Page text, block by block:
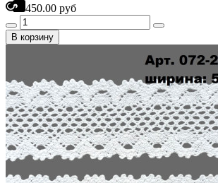
450.00 руб
В корзину